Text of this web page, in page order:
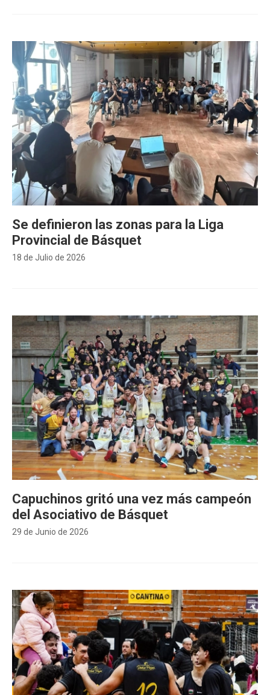
18 de Julio de 2026
Se definieron las zonas para la Liga
Provincial de Básquet
29 de Junio de 2026
Capuchinos gritó una vez más campeón
del Asociativo de Básquet